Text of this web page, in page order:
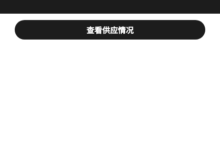
查看供应情况